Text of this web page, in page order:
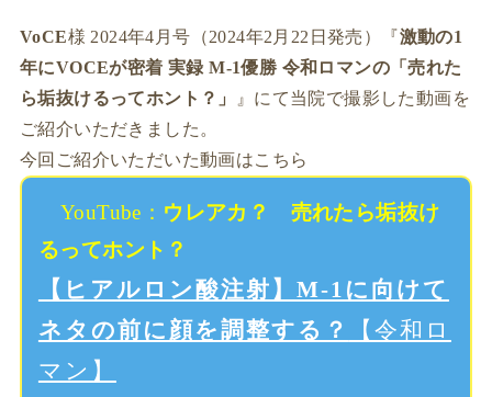
VoCE様 2024年4月号（2024年2月22日発売）『激動の1
年にVOCEが密着 実録 M-1優勝 令和ロマンの「売れた
ら垢抜けるってホント？」
』にて当院で撮影した動画を
ご紹介いただきました。
今回ご紹介いただいた動画はこちら
YouTube： ウレアカ？ 売れたら垢抜け
るってホント？
【ヒアルロン酸注射】M-1に向けて
ネタの前に顔を調整する？
【令和ロ
マン】